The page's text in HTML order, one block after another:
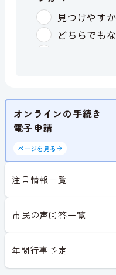
オンラインの手続き
電子申請
ページを見る
注目情報一覧
市民の声回答一覧
年間行事予定